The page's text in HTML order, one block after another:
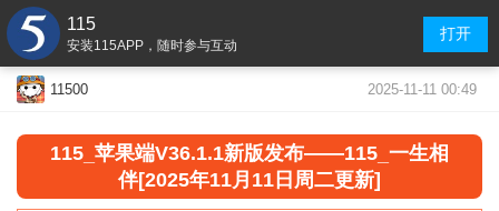
115
安装115APP，随时参与互动
打开
11500 2025-11-11 00:49
115_苹果端V36.1.1新版发布——115_一生相
伴[2025年11月11日周二更新]